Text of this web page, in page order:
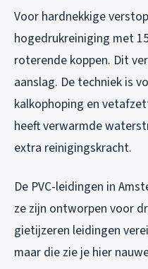
Voor hardnekkige
hogedrukreiniging met
roterende koppen. Dit
aanslag. De techniek is
kalkophoping en
heeft verwarmde
extra reinigingskracht.
De PVC-leidingen in
ze zijn ontworpen voor
gietijzeren leidingen
maar die zie je hier